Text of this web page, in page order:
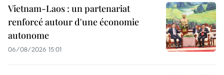
Vietnam-Laos : un partenariat
renforcé autour d'une économie
autonome
06/08/2026 15:01